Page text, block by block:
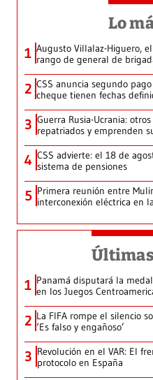
Lo
1 Augusto Villalaz-Higuero,
rango de general de
2 CSS anuncia segundo
cheque tienen fechas
3 Guerra Rusia-Ucrania:
repatriados y emprenden
4 CSS advierte: el 18 de
sistema de pensiones
5 Primera reunión entre
interconexión eléctrica en
1 Panamá disputará la
en los Juegos
2 La FIFA rompe el silencio
‘Es falso y engañoso’
3 Revolución en el VAR: El
protocolo en España